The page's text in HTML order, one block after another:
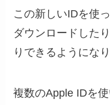
この新しいIDを使
ダウンロードした
りできるようになり
複数のApple IDを